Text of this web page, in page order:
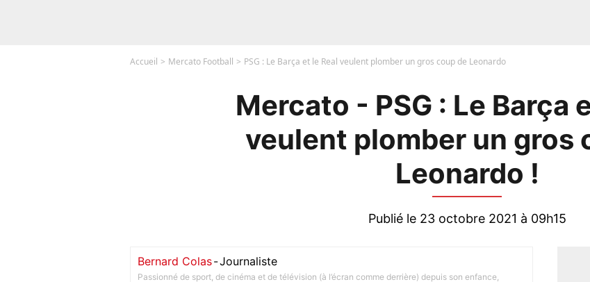
Accueil Mercato Football PSG : Le Barça et le Real veulent plomber un gros coup de Leonardo
Mercato - PSG : Le Barça
veulent plomber un gros
Leonardo !
Publié le 23 octobre 2021 à 09h15
Bernard Colas-Journaliste
Passionné de sport, de cinéma et de télévision (à l’écran comme derrière) depuis son enfance,